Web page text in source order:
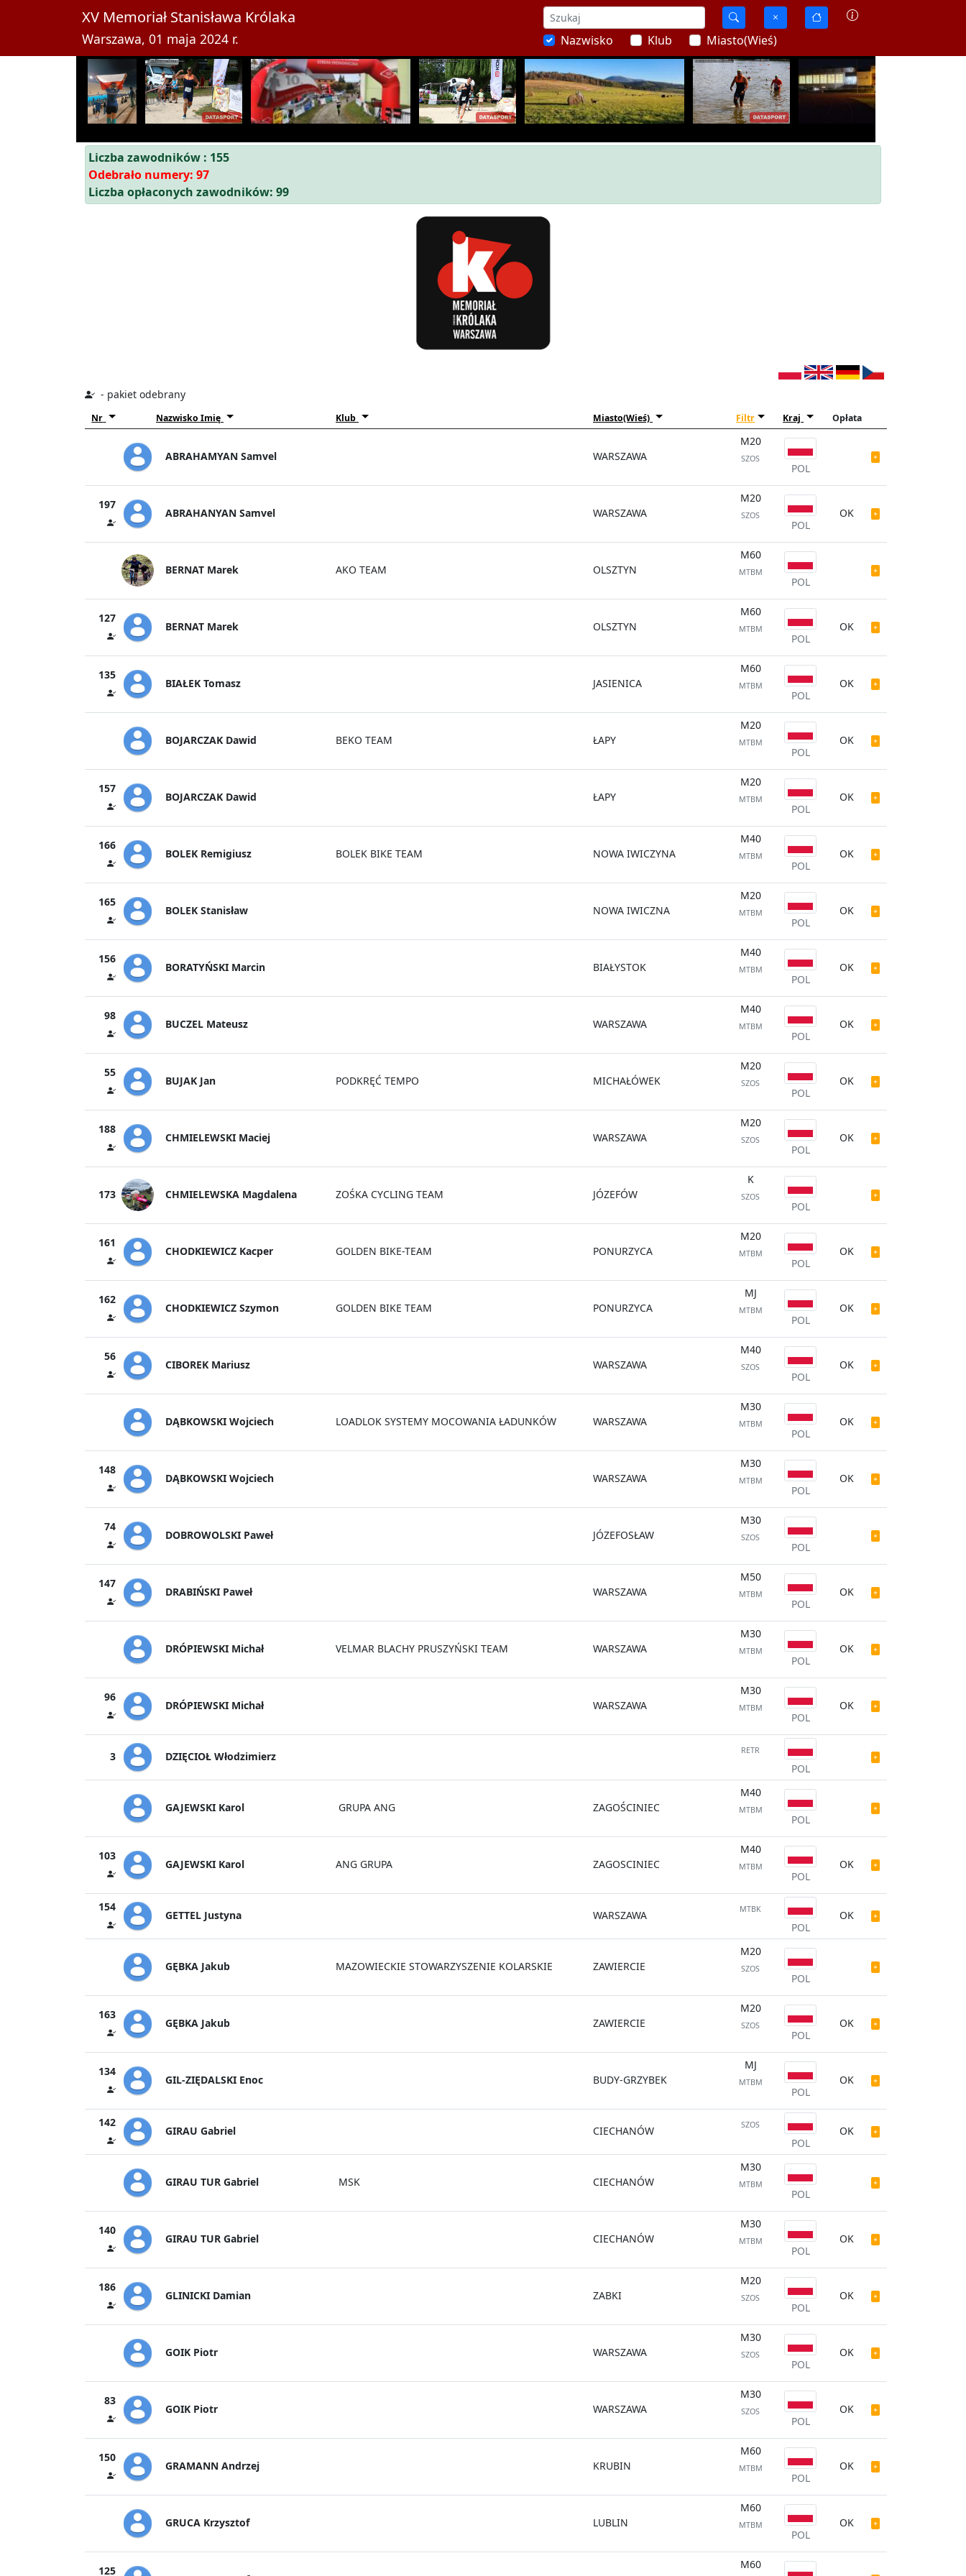
XV Memoriał Stanisława Królaka
Warszawa, 01 maja 2024 r. Nazwisko Klub Miasto(Wieś)
Liczba zawodników : 155
Odebrało numery: 97
Liczba opłaconych zawodników: 99
- pakiet odebrany
Nr Nazwisko Imię Klub Miasto(Wieś) Filtr Kraj Opłata
ABRAHAMYAN Samvel WARSZAWA
M20
SZOS
POL
197
ABRAHANYAN Samvel WARSZAWA
M20
SZOS
POL
OK
BERNAT Marek AKO TEAM OLSZTYN
M60
MTBM
POL
127
BERNAT Marek OLSZTYN
M60
MTBM
POL
OK
135
BIAŁEK Tomasz JASIENICA
M60
MTBM
POL
OK
BOJARCZAK Dawid BEKO TEAM ŁAPY
M20
MTBM
POL
OK
157
BOJARCZAK Dawid ŁAPY
M20
MTBM
POL
OK
166
BOLEK Remigiusz BOLEK BIKE TEAM NOWA IWICZYNA
M40
MTBM
POL
OK
165
BOLEK Stanisław NOWA IWICZNA
M20
MTBM
POL
OK
156
BORATYŃSKI Marcin BIAŁYSTOK
M40
MTBM
POL
OK
98
BUCZEL Mateusz WARSZAWA
M40
MTBM
POL
OK
55
BUJAK Jan PODKRĘĆ TEMPO MICHAŁÓWEK
M20
SZOS
POL
OK
188
CHMIELEWSKI Maciej WARSZAWA
M20
SZOS
POL
OK
173 CHMIELEWSKA Magdalena ZOŚKA CYCLING TEAM JÓZEFÓW
K
SZOS
POL
161
CHODKIEWICZ Kacper GOLDEN BIKE-TEAM PONURZYCA
M20
MTBM
POL
OK
162
CHODKIEWICZ Szymon GOLDEN BIKE TEAM PONURZYCA
MJ
MTBM
POL
OK
56
CIBOREK Mariusz WARSZAWA
M40
SZOS
POL
OK
DĄBKOWSKI Wojciech LOADLOK SYSTEMY MOCOWANIA ŁADUNKÓW WARSZAWA
M30
MTBM
POL
OK
148
DĄBKOWSKI Wojciech WARSZAWA
M30
MTBM
POL
OK
74
DOBROWOLSKI Paweł JÓZEFOSŁAW
M30
SZOS
POL
147
DRABIŃSKI Paweł WARSZAWA
M50
MTBM
POL
OK
DRÓPIEWSKI Michał VELMAR BLACHY PRUSZYŃSKI TEAM WARSZAWA
M30
MTBM
POL
OK
96
DRÓPIEWSKI Michał WARSZAWA
M30
MTBM
POL
OK
3 DZIĘCIOŁ Włodzimierz RETR
POL
GAJEWSKI Karol GRUPA ANG ZAGOŚCINIEC
M40
MTBM
POL
103
GAJEWSKI Karol ANG GRUPA ZAGOSCINIEC
M40
MTBM
POL
OK
154
GETTEL Justyna WARSZAWA MTBK
POL
OK
GĘBKA Jakub MAZOWIECKIE STOWARZYSZENIE KOLARSKIE ZAWIERCIE
M20
SZOS
POL
163
GĘBKA Jakub ZAWIERCIE
M20
SZOS
POL
OK
134
GIL-ZIĘDALSKI Enoc BUDY-GRZYBEK
MJ
MTBM
POL
OK
142
GIRAU Gabriel CIECHANÓW SZOS
POL
OK
GIRAU TUR Gabriel MSK CIECHANÓW
M30
MTBM
POL
140
GIRAU TUR Gabriel CIECHANÓW
M30
MTBM
POL
OK
186
GLINICKI Damian ZABKI
M20
SZOS
POL
OK
GOIK Piotr WARSZAWA
M30
SZOS
POL
OK
83
GOIK Piotr WARSZAWA
M30
SZOS
POL
OK
150
GRAMANN Andrzej KRUBIN
M60
MTBM
POL
OK
GRUCA Krzysztof LUBLIN
M60
MTBM
POL
OK
125
M60